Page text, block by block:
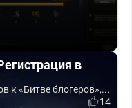
в
к «Битве блогеров»,...
14